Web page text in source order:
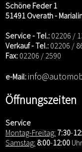
Schöne Feder 1
51491 Overath -
Service - Tel.: 02206 /
Verkauf - Tel.: 02206 /
Fax: 02206 / 2590
e-Mail:
Öffnungszeiten
Service
Montag-Freitag: 7:30-
Samstag: 8:00-12:00 Uhr